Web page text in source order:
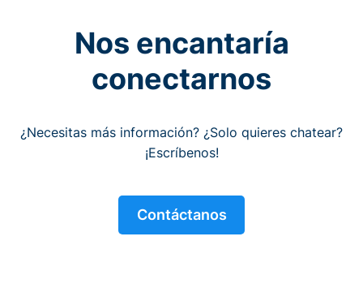
Nos encantaría
conectarnos
¿Necesitas más información? ¿Solo quieres chatear?
¡Escríbenos!
Contáctanos